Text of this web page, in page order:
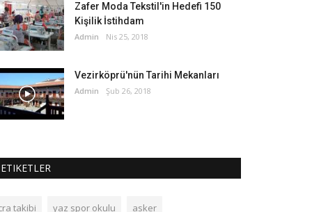
Zafer Moda Tekstil'in Hedefi 150
Kişilik İstihdam
Admin Nis 25, 2018
Vezirköprü'nün Tarihi Mekanları
Admin Şub 26, 2018
ETIKETLER
takibi yaz spor okulu asker